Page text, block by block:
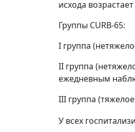
исхода
Группы CURB-65:
I группа
II группа
ежедневным
III группа
У всех